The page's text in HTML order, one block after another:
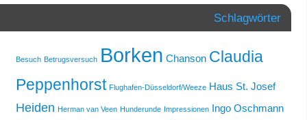
Schlagwörter
Besuch Betrugsversuch Borken Chanson Claudia
Peppenhorst Flughafen-Düsseldorf/Weeze Haus St. Josef
Heiden Herman van Veen Hunderunde Impressionen Ingo Oschmann